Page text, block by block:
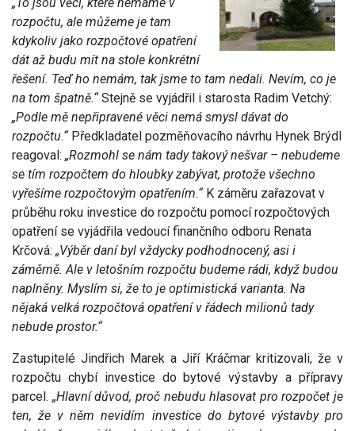
rozpočtu, ale můžeme je tam
kdykoliv jako rozpočtové opatření
dát až budu mít na stole konkrétní
řešení. Teď ho nemám, tak jsme to tam nedali. Nevím, co je
na tom špatně.“Stejně se vyjádřil i starosta Radim Vetchý:
„Podle mě nepřipravené věci nemá smysl dávat do
rozpočtu.“Předkladatel pozměňovacího návrhu Hynek Brýdl
reagoval: „Rozmohl se nám tady takový nešvar – nebudeme
se tím rozpočtem do hloubky zabývat, protože všechno
vyřešíme rozpočtovým opatřením.“K záměru zařazovat v
průběhu roku investice do rozpočtu pomocí rozpočtových
opatření se vyjádřila vedoucí finančního odboru Renata
Krčová: „Výběr daní byl vždycky podhodnocený, asi i
záměrně. Ale v letošním rozpočtu budeme rádi, když budou
naplněny. Myslím si, že to je optimistická varianta. Na
nějaká velká rozpočtová opatření v řádech milionů tady
nebude prostor.“
Zastupitelé Jindřich Marek a Jiří Kráčmar kritizovali, že v
rozpočtu chybí investice do bytové výstavby a přípravy
parcel. „Hlavní důvod, proč nebudu hlasovat pro rozpočet je
ten, že v něm nevidím investice do bytové výstavby pro